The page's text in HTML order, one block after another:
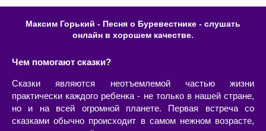
Максим Горький - Песня о Буревестнике - слушать
онлайн в хорошем качестве.
Чем помогают сказки?
Сказки являются неотъемлемой частью жизни
практически каждого ребенка - не только в нашей стране,
но и на всей огромной планете. Первая встреча со
сказками обычно происходит в самом нежном возрасте,